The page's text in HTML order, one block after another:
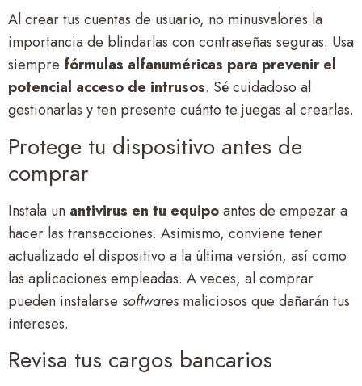
Al crear tus cuentas de usuario, no minusvalores la
importancia de blindarlas con contraseñas seguras. Usa
siempre fórmulas alfanuméricas para prevenir el
potencial acceso de intrusos. Sé cuidadoso al
gestionarlas y ten presente cuánto te juegas al crearlas.
Protege tu dispositivo antes de
comprar
Instala un antivirus en tu equipoantes de empezar a
hacer las transacciones. Asimismo, conviene tener
actualizado el dispositivo a la última versión, así como
las aplicaciones empleadas. A veces, al comprar
pueden instalarse softwares maliciosos que dañarán tus
intereses.
Revisa tus cargos bancarios